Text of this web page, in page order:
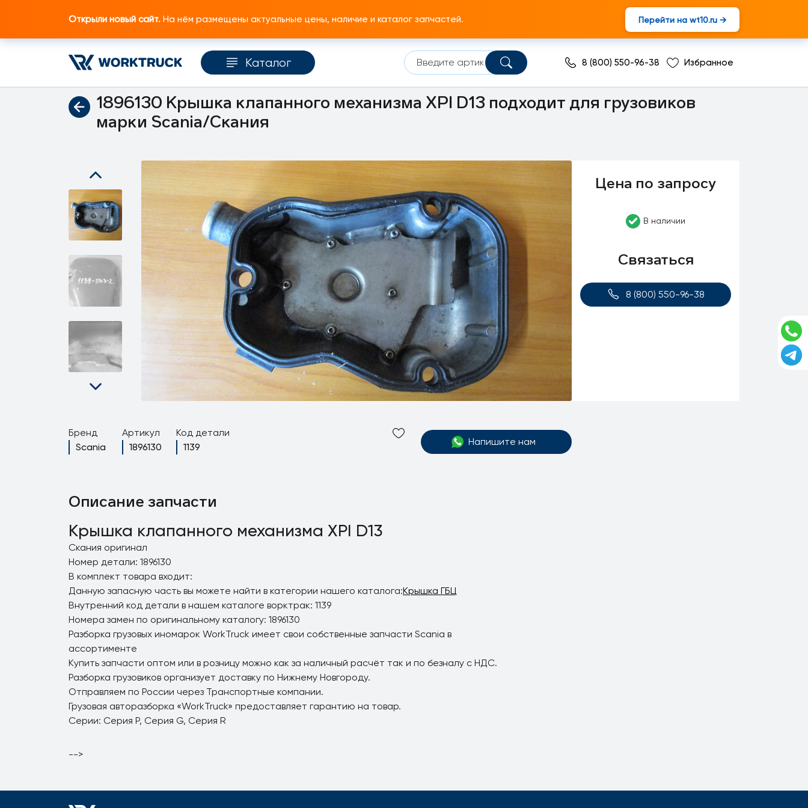
Открыли новый сайт. На нём размещены актуальные цены, наличие и каталог запчастей. Перейти на wt10.ru →
Каталог 8 (800) 550-96-38 Избранное
Главная Каталог запчастей Двигатель Головка блока цилиндров Крышка ГБЦ
1896130 Крышка клапанного механизма XPI D13 подходит для грузовиков
марки Scania/Скания
Бренд
Scania
Артикул
1896130
Код детали
1139
Напишите нам
Цена по запросу
В наличии
Связаться
8 (800) 550-96-38
Описание запчасти
Крышка клапанного механизма XPI D13
Скания оригинал
Номер детали: 1896130
В комплект товара входит:
Данную запасную часть вы можете найти в категории нашего каталога:Крышка ГБЦ
Внутренний код детали в нашем каталоге ворктрак: 1139
Номера замен по оригинальному каталогу: 1896130
Разборка грузовых иномарок WorkTruck имеет свои собственные запчасти Scania в
ассортименте
Купить запчасти оптом или в розницу можно как за наличный расчёт так и по безналу с НДС.
Разборка грузовиков организует доставку по Нижнему Новгороду.
Отправляем по России через Транспортные компании.
Грузовая авторазборка «WorkTruck» предоставляет гарантию на товар.
Серии: Серия P, Серия G, Серия R
-->